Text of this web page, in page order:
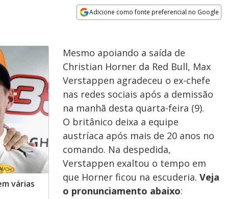
Adicione como fonte preferencial no Google
várias
Mesmo apoiando a saída de
Christian Horner da Red Bull, Max
Verstappen agradeceu o ex-chefe
nas redes sociais após a demissão
na manhã desta quarta-feira (9).
O britânico deixa a equipe
austríaca após mais de 20 anos no
comando. Na despedida,
Verstappen exaltou o tempo em
que Horner ficou na escuderia. Veja
o pronunciamento abaixo: